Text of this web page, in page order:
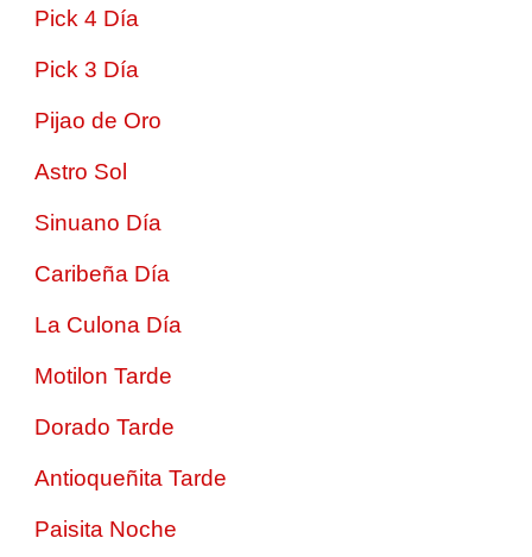
Pick 4 Día
Pick 3 Día
Pijao de Oro
Astro Sol
Sinuano Día
Caribeña Día
La Culona Día
Motilon Tarde
Dorado Tarde
Antioqueñita Tarde
Paisita Noche